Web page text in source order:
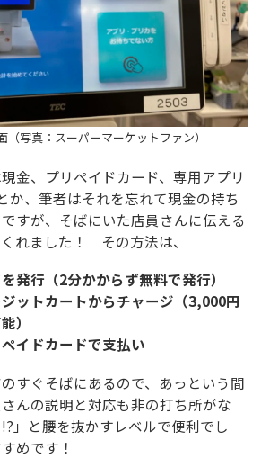
（写真：スーパーマーケットファン）
金、プリペイドカード、専用アプリ
か、筆者はそれを忘れて現金の持ち
すが、そばにいた店員さんに伝える
れました！ その方法は、
発行（2分かからず無料で発行）
ットカートからチャージ（3,000円
）
イドカードで支払い
すぐそばにあるので、あっという間
んの説明と対応も非の打ち所がな
」と腰を抜かすレベルで便利でし
めです！